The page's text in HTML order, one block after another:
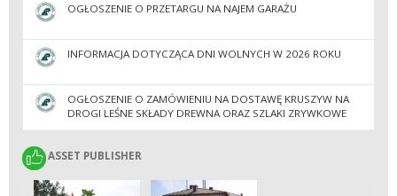
OGŁOSZENIE O PRZETARGU NA NAJEM GARAŻU
INFORMACJA DOTYCZĄCA DNI WOLNYCH W 2026 ROKU
OGŁOSZENIE O ZAMÓWIENIU NA DOSTAWĘ KRUSZYW NA
DROGI LEŚNE SKŁADY DREWNA ORAZ SZLAKI ZRYWKOWE
ASSET PUBLISHER
ASSET PUBLISHER